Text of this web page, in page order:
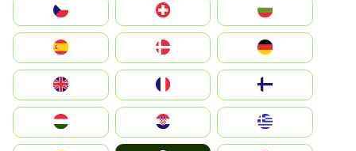
България
Switzerland
Czechia
Deutschland
Denmark
United Kingdom
Hrvatska
Magyarország